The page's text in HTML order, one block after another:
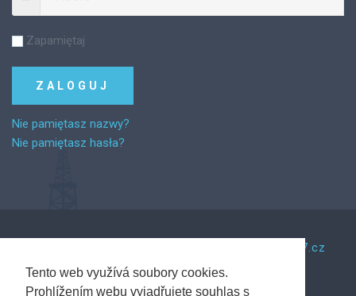
Tento web využívá soubory cookies.
Prohlížením webu vyjadřujete souhlas s
Zapamiętaj
Nie pamiętasz nazwy?
Nie pamiętasz hasła?
Tento web vytvořil Web7.cz